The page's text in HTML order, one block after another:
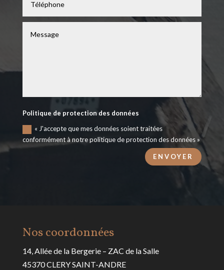
Politique de protection des données
« J'accepte que mes données soient traitées
conformément à notre politique de protection des données »
ENVOYER
Nos coordonnées
14, Allée de la Bergerie – ZAC de la Salle
45370 CLERY SAINT-ANDRE